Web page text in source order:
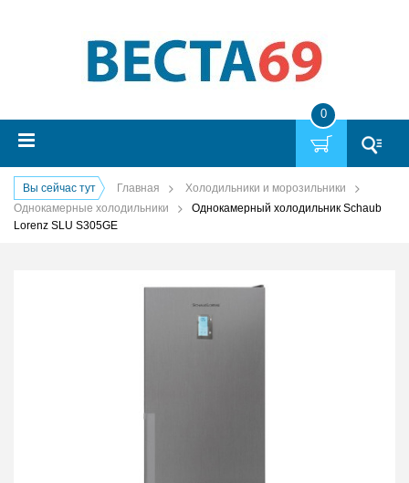
0
Вы сейчас тут Главная
Холодильники и морозильники
Однокамерные холодильники
Однокамерный холодильник Schaub
Lorenz SLU S305GE